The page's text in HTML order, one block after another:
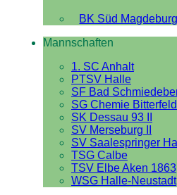
BK Süd Magdeburg
Mannschaften
1. SC Anhalt
PTSV Halle
SF Bad
SG Chemie Bitterfeld
SK Dessau 93 II
SV Merseburg II
SV Saalespringer
TSG Calbe
TSV Elbe Aken 1863
WSG Halle-Neustadt